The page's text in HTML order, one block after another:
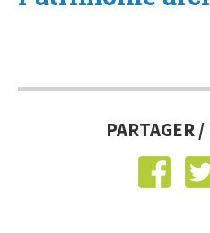
PARTAGER